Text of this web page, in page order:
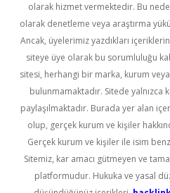
olarak hizmet vermektedir. Bu
olarak denetleme veya araştırma
Ancak, üyelerimiz yazdıkları
siteye üye olarak bu sorumluluğu
sitesi, herhangi bir marka, kurum
bulunmamaktadır. Sitede yalnızca
paylaşılmaktadır. Burada yer alan
olup, gerçek kurum ve kişiler
Gerçek kurum ve kişiler ile isim
Sitemiz, kar amacı gütmeyen ve
platformudur. Hukuka ve yasal